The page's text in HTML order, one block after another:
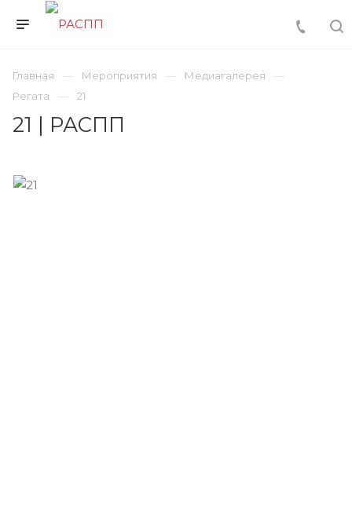
Главная Мероприятия
Медиагалерея
Регата
21
21 | РАСПП